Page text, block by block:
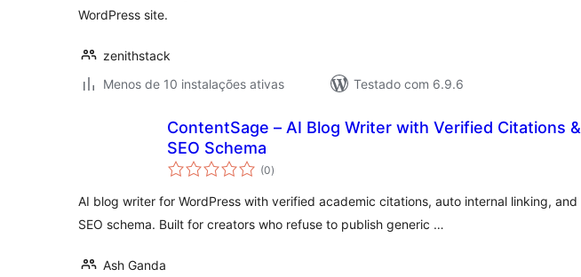
WordPress site.
zenithstack
Menos de 10 instalações ativas
Testado com 6.9.6
ContentSage – AI Blog Writer with Verified Citations &
SEO Schema
(0avaliações
totais
)
AI blog writer for WordPress with verified academic citations, auto internal linking, and
SEO schema. Built for creators who refuse to publish generic …
Ash Ganda